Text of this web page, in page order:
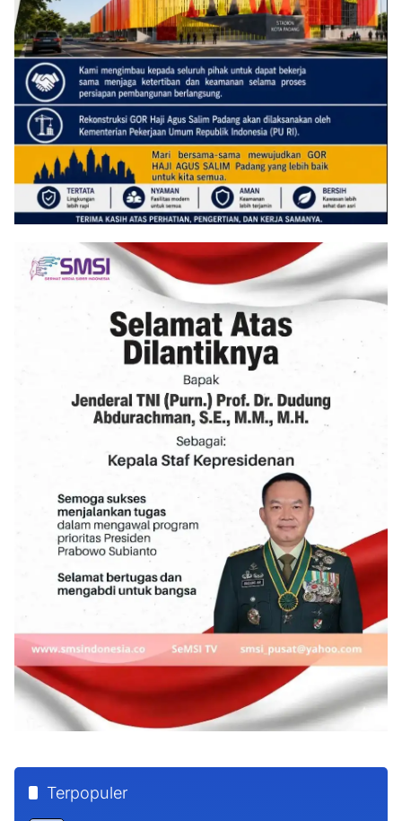
Terpopuler